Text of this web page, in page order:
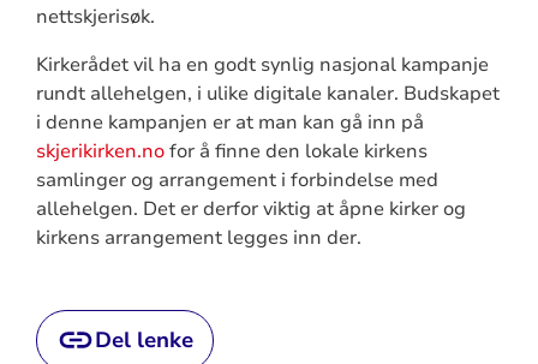
nettskjerisøk.
Kirkerådet vil ha en godt synlig nasjonal kampanje
rundt allehelgen, i ulike digitale kanaler. Budskapet
i denne kampanjen er at man kan gå inn på
skjerikirken.nofor å finne den lokale kirkens
samlinger og arrangement i forbindelse med
allehelgen. Det er derfor viktig at åpne kirker og
kirkens arrangement legges inn der.
Del lenke